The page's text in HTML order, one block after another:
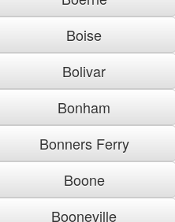
Boise
Bolivar
Bonham
Bonners Ferry
Boone
Booneville